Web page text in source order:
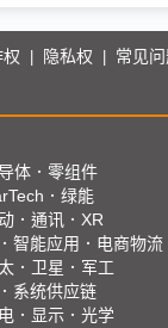
隐私权 常见
体．零组件
．绿能
．通讯．XR
智能应用．电商物流
．卫星．军工
系统供应链
．显示．光学